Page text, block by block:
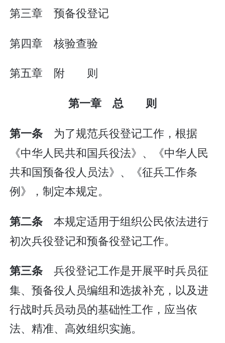
第三章 预备役登记
第四章 核验查验
第五章 附 则
第一章 总 则
第一条 为了规范兵役登记工作，根据
《中华人民共和国兵役法》、《中华人民
共和国预备役人员法》、《征兵工作条
例》，制定本规定。
第二条本规定适用于组织公民依法进行
初次兵役登记和预备役登记工作。
第三条兵役登记工作是开展平时兵员征
集、预备役人员编组和选拔补充，以及进
行战时兵员动员的基础性工作，应当依
法、精准、高效组织实施。